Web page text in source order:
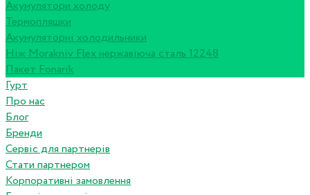
Акумулятори холоду
Термопляшки
Акумуляторні холодильники
Ніж Morakniv Flex нержавіюча сталь 12248
Пакет Fonarik
Гурт
Про нас
Блог
Бренди
Сервіс для партнерів
Стати партнером
Корпоративні замовлення